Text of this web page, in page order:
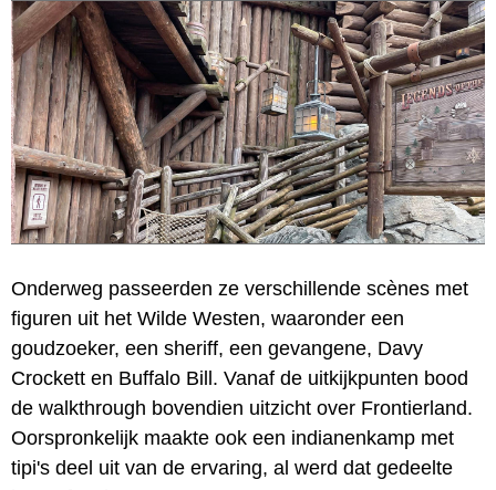
Onderweg passeerden ze verschillende scènes met
figuren uit het Wilde Westen, waaronder een
goudzoeker, een sheriff, een gevangene, Davy
Crockett en Buffalo Bill. Vanaf de uitkijkpunten bood
de walkthrough bovendien uitzicht over Frontierland.
Oorspronkelijk maakte ook een indianenkamp met
tipi's deel uit van de ervaring, al werd dat gedeelte